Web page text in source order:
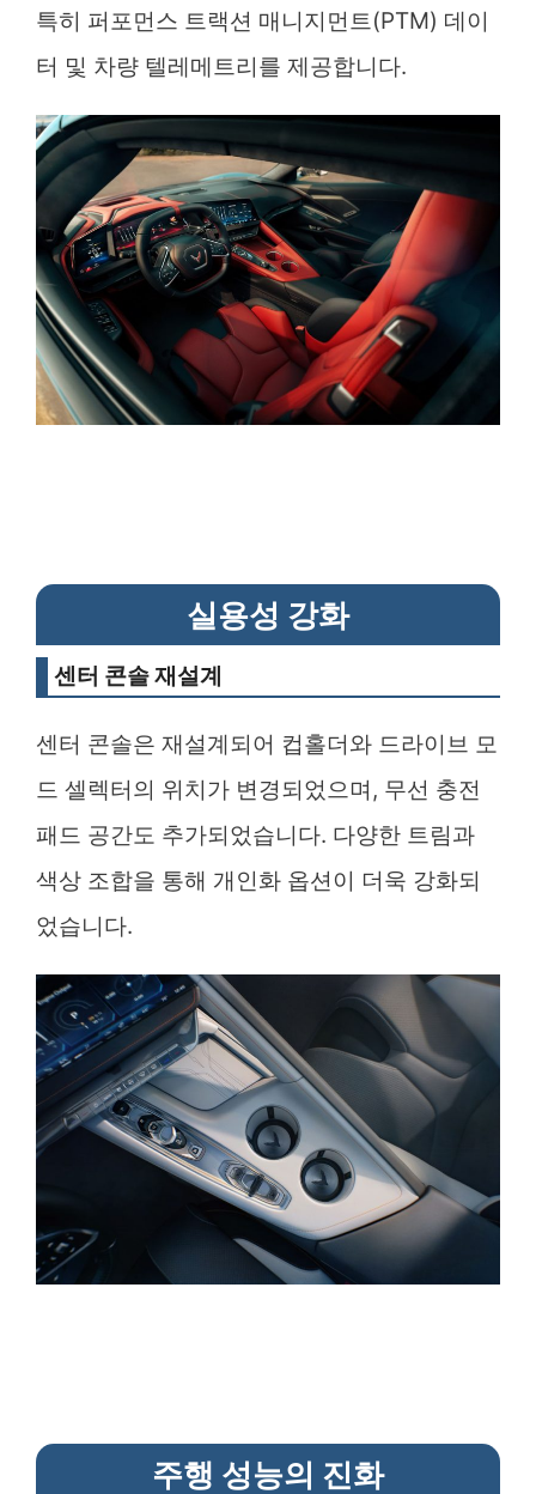
특히 퍼포먼스 트랙션 매니지먼트(PTM) 데이
터 및 차량 텔레메트리를 제공합니다.
실용성 강화
센터 콘솔 재설계
센터 콘솔은 재설계되어 컵홀더와 드라이브 모
드 셀렉터의 위치가 변경되었으며, 무선 충전
패드 공간도 추가되었습니다. 다양한 트림과
색상 조합을 통해 개인화 옵션이 더욱 강화되
었습니다.
주행 성능의 진화